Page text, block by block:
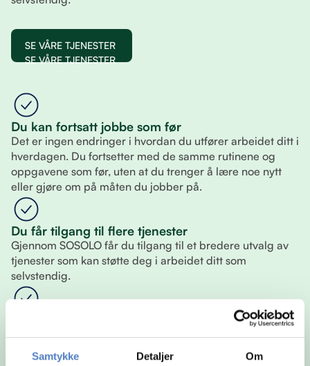
Samtykke Detaljer Om
SE VÅRE TJENESTER
SE VÅRE TJENESTER
Du kan fortsatt jobbe som før
Det er ingen endringer i hvordan du utfører arbeidet ditt i
hverdagen. Du fortsetter med de samme rutinene og
oppgavene som før, uten at du trenger å lære noe nytt
eller gjøre om på måten du jobber på.
Du får tilgang til flere tjenester
Gjennom SOSOLO får du tilgang til et bredere utvalg av
tjenester som kan støtte deg i arbeidet ditt som
selvstendig.
Du står fritt til å sette sammen din egen løsning. Det betyr
at du kun bruker tjenestene som er relevante for deg, og